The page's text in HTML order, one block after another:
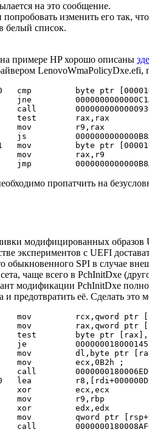
на это сообщение.
попробовать изменить его так,
белый список.
примере HP хорошо описаны
LenovoWmaPolicyDxe.efi,
cmp         byte ptr
call
test        rax,rax
mov         r9,rax
js
mov         byte ptr
mov         rax,r9
jmp
пропатчить на
модифицированных
экспериментов с UEFI
обыкновенного SPI в случае
чаще всего в PchInitDxe
модификации PchInitDxe
предотвратить её. Сделать это
mov         rcx,qword ptr
rax,qword ptr
byte ptr [rax],10h ;
0000000180001452 ;
mov         dl,byte ptr
mov         ecx,0B2h ;
call
lea         r8,[rdi+000000DCh]
xor         ecx,ecx
mov         r9,rbp
xor         edx,edx
mov         qword ptr
call